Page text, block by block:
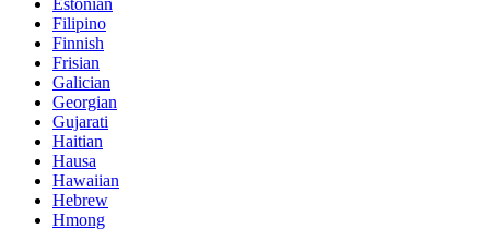
Filipino
Finnish
Frisian
Galician
Georgian
Gujarati
Haitian
Hausa
Hawaiian
Hebrew
Hmong